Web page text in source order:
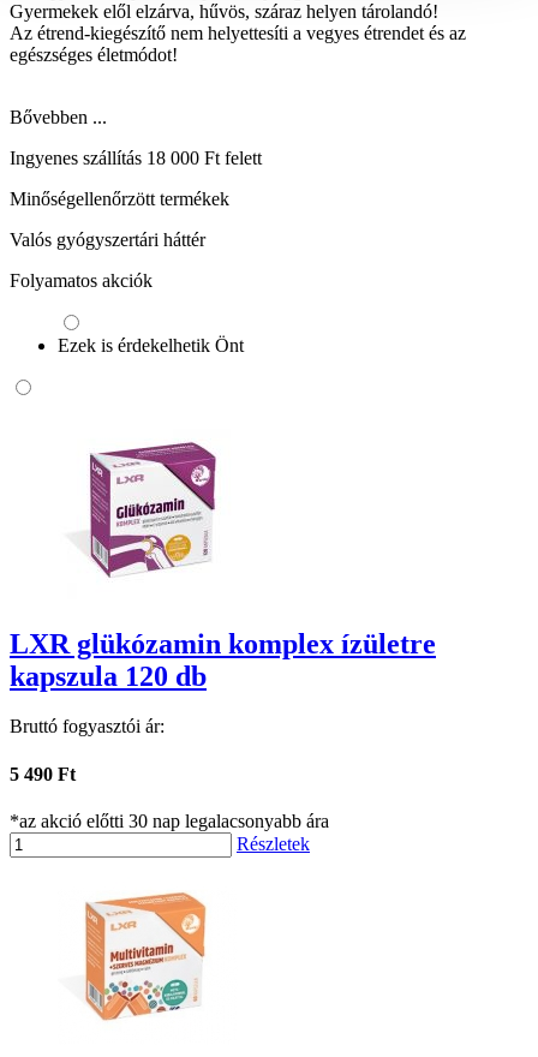
Gyermekek elől elzárva, hűvös, száraz helyen tárolandó!
Az étrend-kiegészítő nem helyettesíti a vegyes étrendet és az
egészséges életmódot!
Bővebben ...
Ingyenes szállítás 18 000 Ft felett
Minőségellenőrzött termékek
Valós gyógyszertári háttér
Folyamatos akciók
Ezek is érdekelhetik Önt
LXR glükózamin komplex ízületre
kapszula 120 db
Bruttó fogyasztói ár:
5 490 Ft
*az akció előtti 30 nap legalacsonyabb ára
Részletek